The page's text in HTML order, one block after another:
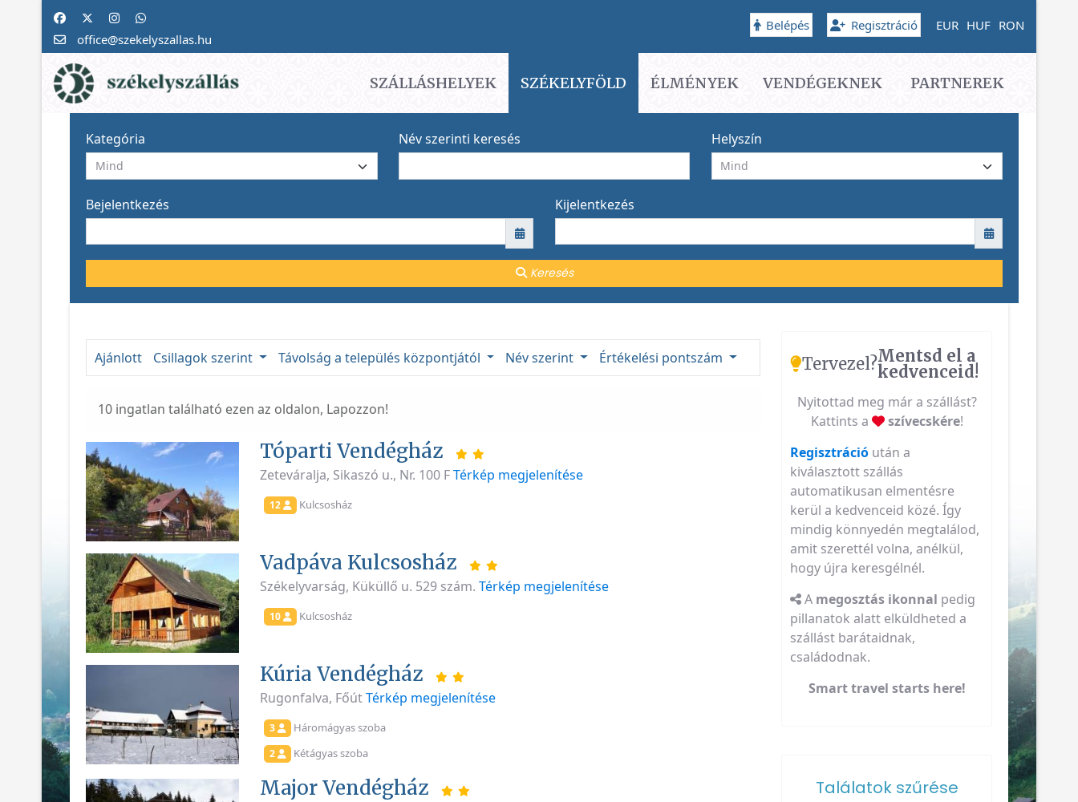
office@szekelyszallas.hu
Belépés Regisztráció EUR HUF RON
SZÁLLÁSHELYEK SZÉKELYFÖLD ÉLMÉNYEK VENDÉGEKNEK PARTNEREK
Kategória Név szerinti keresés Helyszín
Bejelentkezés Kijelentkezés
Keresés
Ajánlott Csillagok szerint Távolság a település központjától Név szerint Értékelési pontszám
10 ingatlan található ezen az oldalon, Lapozzon!
Tóparti Vendégház
Zeteváralja, Sikaszó u., Nr. 100 FTérkép megjelenítése
12 Kulcsosház
Vadpáva Kulcsosház
Székelyvarság, Küküllő u. 529 szám. Térkép megjelenítése
10 Kulcsosház
Kúria Vendégház
Rugonfalva, FőútTérkép megjelenítése
3 Háromágyas szoba
2 Kétágyas szoba
Major Vendégház
Tervezel?Mentsd el a
kedvenceid!
Nyitottad meg már a szállást?
Kattints a
szívecskére!
Regisztráció után a
kiválasztott szállás
automatikusan elmentésre
kerül a kedvenceid közé. Így
mindig könnyedén megtalálod,
amit szerettél volna, anélkül,
hogy újra keresgélnél.
A megosztás ikonnal pedig
pillanatok alatt elküldheted a
szállást barátaidnak,
családodnak.
Smart travel starts here!
Találatok szűrése